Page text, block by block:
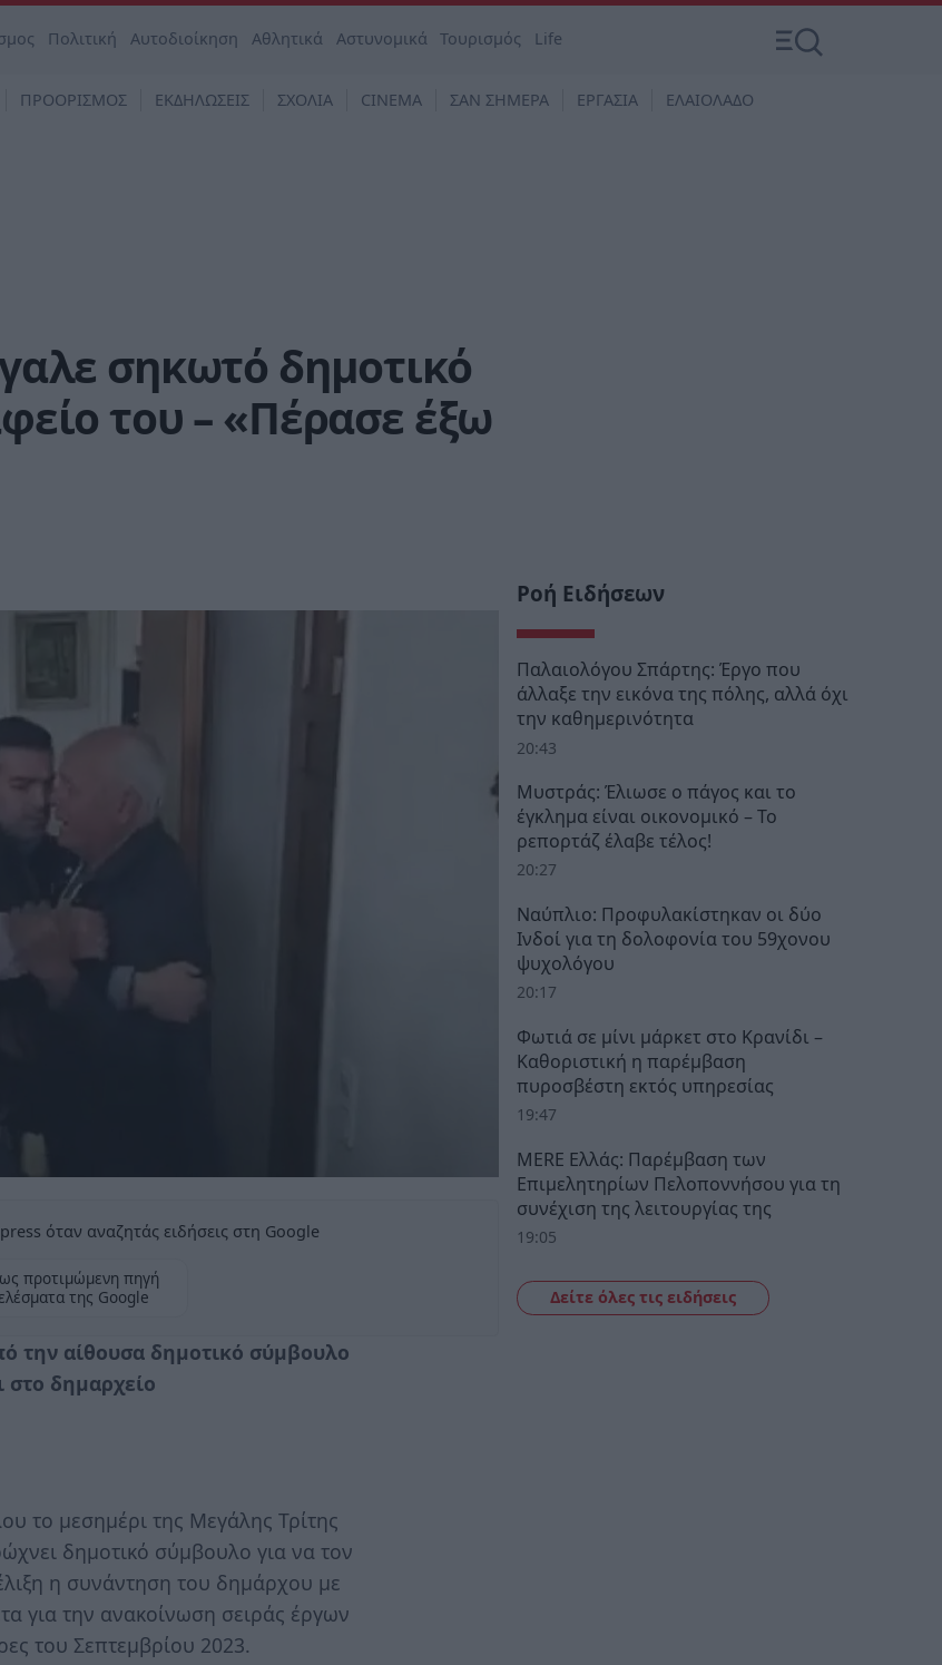
Πολιτική Αυτοδιοίκηση Αθλητικά Αστυνομικά Τουρισμός Life
ΠΡΟΟΡΙΣΜΟΣ ΕΚΔΗΛΩΣΕΙΣ ΣΧΟΛΙΑ CINEMA ΣΑΝ ΣΗΜΕΡΑ ΕΡΓΑΣΙΑ ΕΛΑΙΟΛΑΔΟ
σηκωτό δημοτικό
του – «Πέρασε έξω
όταν αναζητάς ειδήσεις στη Google
προτιμώμενη πηγή
της Google
την αίθουσα δημοτικό σύμβουλο
στο δημαρχείο
το μεσημέρι της Μεγάλης Τρίτης
δημοτικό σύμβουλο για να τον
η συνάντηση του δημάρχου με
για την ανακοίνωση σειράς έργων
του Σεπτεμβρίου 2023.
Ροή Ειδήσεων
Παλαιολόγου Σπάρτης: Έργο που
άλλαξε την εικόνα της πόλης, αλλά όχι
την καθημερινότητα
20:43
Μυστράς: Έλιωσε ο πάγος και το
έγκλημα είναι οικονομικό – Το
ρεπορτάζ έλαβε τέλος!
20:27
Ναύπλιο: Προφυλακίστηκαν οι δύο
Ινδοί για τη δολοφονία του 59χονου
ψυχολόγου
20:17
Φωτιά σε μίνι μάρκετ στο Κρανίδι –
Καθοριστική η παρέμβαση
πυροσβέστη εκτός υπηρεσίας
19:47
MERE Ελλάς: Παρέμβαση των
Επιμελητηρίων Πελοποννήσου για τη
συνέχιση της λειτουργίας της
19:05
Δείτε όλες τις ειδήσεις